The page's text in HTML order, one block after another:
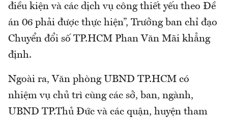
điều kiện và các dịch vụ công thiết yếu theo Đề
án 06 phải được thực hiện”, Trưởng ban chỉ đạo
Chuyển đổi số TP.HCM Phan Văn Mãi khẳng
định.
Ngoài ra, Văn phòng UBND TP.HCM có
nhiệm vụ chủ trì cùng các sở, ban, ngành,
UBND TP.Thủ Đức và các quận, huyện tham